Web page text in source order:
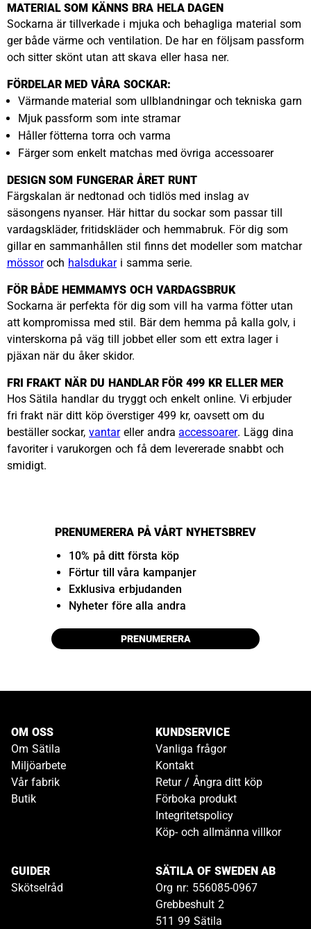
MATERIAL SOM KÄNNS BRA HELA DAGEN
Sockarna är tillverkade i mjuka och behagliga material som
ger både värme och ventilation. De har en följsam passform
och sitter skönt utan att skava eller hasa ner.
FÖRDELAR MED VÅRA SOCKAR:
Värmande material som ullblandningar och tekniska garn
Mjuk passform som inte stramar
Håller fötterna torra och varma
Färger som enkelt matchas med övriga accessoarer
DESIGN SOM FUNGERAR ÅRET RUNT
Färgskalan är nedtonad och tidlös med inslag av
säsongens nyanser. Här hittar du sockar som passar till
vardagskläder, fritidskläder och hemmabruk. För dig som
gillar en sammanhållen stil finns det modeller som matchar
mössoroch halsdukari samma serie.
FÖR BÅDE HEMMAMYS OCH VARDAGSBRUK
Sockarna är perfekta för dig som vill ha varma fötter utan
att kompromissa med stil. Bär dem hemma på kalla golv, i
vinterskorna på väg till jobbet eller som ett extra lager i
pjäxan när du åker skidor.
FRI FRAKT NÄR DU HANDLAR FÖR 499 KR ELLER MER
Hos Sätila handlar du tryggt och enkelt online. Vi erbjuder
fri frakt när ditt köp överstiger 499 kr, oavsett om du
beställer sockar,vantareller andraaccessoarer. Lägg dina
favoriter i varukorgen och få dem levererade snabbt och
smidigt.
PRENUMERERA PÅ VÅRT NYHETSBREV
10% på ditt första köp
Förtur till våra kampanjer
Exklusiva erbjudanden
Nyheter före alla andra
PRENUMERERA
OM OSS
Om Sätila
Miljöarbete
Vår fabrik
Butik
KUNDSERVICE
Vanliga frågor
Kontakt
Retur / Ångra ditt köp
Förboka produkt
Integritetspolicy
Köp- och allmänna villkor
GUIDER
Skötselråd
SÄTILA OF SWEDEN AB
Org nr: 556085-0967
Grebbeshult 2
511 99 Sätila